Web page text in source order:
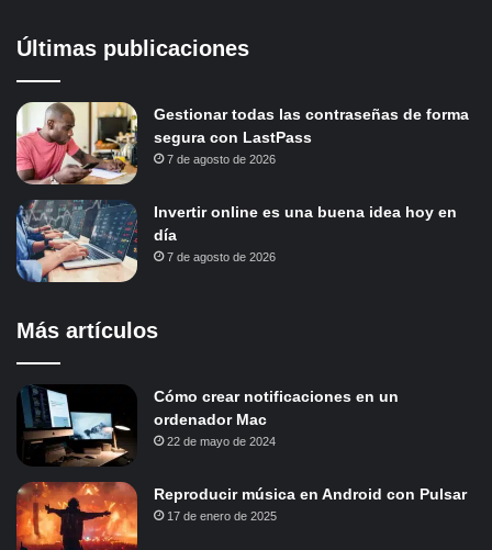
Últimas publicaciones
Gestionar todas las contraseñas de forma
segura con LastPass
7 de agosto de 2026
Invertir online es una buena idea hoy en
día
7 de agosto de 2026
Más artículos
Cómo crear notificaciones en un
ordenador Mac
22 de mayo de 2024
Reproducir música en Android con Pulsar
17 de enero de 2025